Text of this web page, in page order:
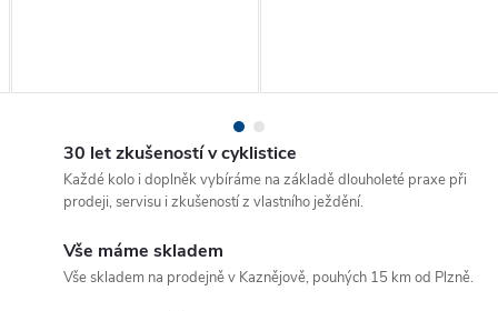
30 let zkušeností v cyklistice
Každé kolo i doplněk vybíráme na základě dlouholeté praxe při
prodeji, servisu i zkušeností z vlastního ježdění.
Vše máme skladem
Vše skladem na prodejně v Kaznějově, pouhých 15 km od Plzně.